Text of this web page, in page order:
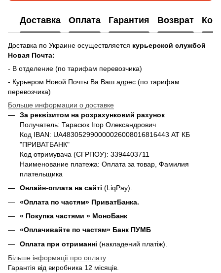
Доставка Оплата Гарантия Возврат
Доставка по Украине осуществляется курьерской службой
Новая Почта:
- В отделение (по тарифам перевозчика)
- Курьером Новой Почты Ва Ваш адрес (по тарифам
перевозчика)
Больше информации о доставке
За реквізитом на розрахунковий рахунок
Получатель: Тарасюк Ігор Олександрович
Код IBAN: UA483052990000026008016816443 АТ КБ
"ПРИВАТБАНК"
Код отримувача (ЄГРПОУ): 3394403711
Наименование платежа: Оплата за товар, Фамилия
плательщика
Онлайн-оплата на сайті (LiqPay).
«Оплата по частям» ПриватБанка.
« Покупка частями » МоноБанк
«Оплачивайте по частям» Банк ПУМБ
Оплата при отриманні (накладений платіж).
Більше інформації про оплату
Гарантія від виробника 12 місяців.